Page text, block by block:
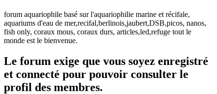
forum aquariophile basé sur l'aquariophilie marine et récifale,
aquariums d'eau de mer,recifal,berlinois,jaubert,DSB,picos, nanos,
fish only, coraux mous, coraux durs, articles,led,refuge tout le
monde est le bienvenue.
Le forum exige que vous soyez enregistré
et connecté pour pouvoir consulter le
profil des membres.